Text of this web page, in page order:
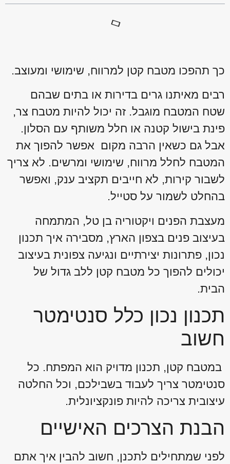
כך תהפכו מטבח קטן למרווח, שימושי ומעוצב.
רבים מאיתנו גרים בדירות או בתים שבהם
שטח המטבח מוגבל. זה יכול להיות מטבח צר,
פינת בישול קטנה או חלל משותף עם הסלון.
אבל גם כשאין הרבה מקום אפשר להפוך את
המטבח לחלל מרווח, שימושי ומרשים. לא צריך
לשבור קירות, לא חייבים תקציב ענק, ואפשר
בהחלט לשמור על סטייל.
מעצבת הפנים ויקטוריה בן טל, המתמחה
בעיצוב פנים בצפון הארץ, מסבירה איך תכנון
נכון, פתרונות יצירתיים ונגיעה צפונית בעיצוב
יכולים להפוך כל מטבח קטן ללב גדול של
הבית.
תכנון נכון כלל סנטימטר
חשוב
במטבח קטן, תכנון מדויק הוא המפתח. כל
סנטימטר צריך לעבוד בשבילכם, וכל החלטה
עיצובית צריכה להיות פונקציונלית.
הבנת הצרכים האישיים
לפני שמתחילים לתכנן, חשוב להבין איך אתם